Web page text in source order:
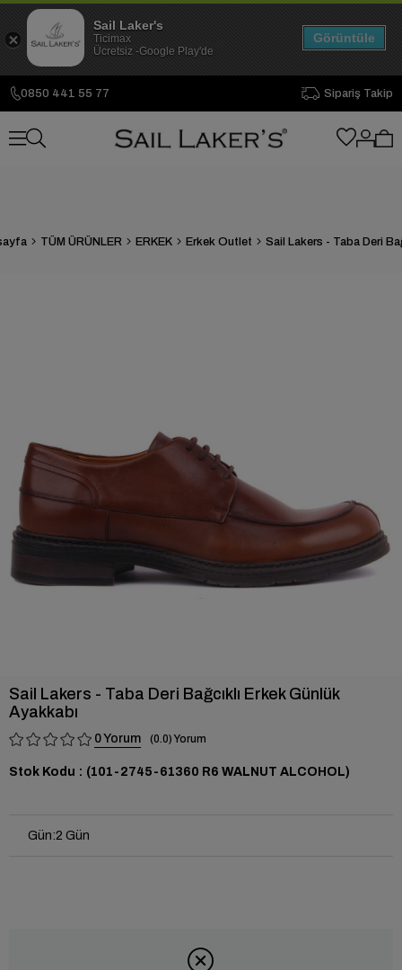
0850 441 55 77 Sipariş Takip
TÜM ÜRÜNLER ERKEK Erkek Outlet
Sail Lakers - Taba Deri Bağcıklı Erkek Günlük
Ayakkabı
0 0.0
Stok Kodu (101-2745-61360 R6 WALNUT ALCOHOL)
Gün:2 Gün
Sail Laker's
Ticimax
Ücretsiz -Google Play'de
Görüntüle